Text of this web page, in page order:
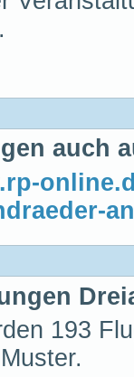
auch
193